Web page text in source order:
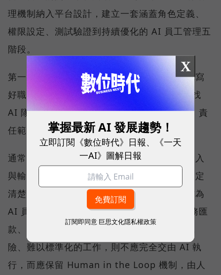
理機制納入平台設計，建立一套涵蓋角色定義、
權限設定、測試驗證到持續優化的 AI 員工管理五
階段。
第一階段是定義角色，如同招募人才前必須先寫
好職務說明（Job Description），企業在尋找
AI 隊友前，也必須先清楚界定它的工作內容、責
任範圍與目標，再進入招募階段。
通常具備「高頻率、重複性高」、「有明確輸入
與輸出」、「可用數據評估品質」及「可以設定
清楚權限與邊界」四項特性的工作，最適合作為
AI 員工的第一個應用場景。相反地，涉及財務匯
款、人際互動、情感信任，或美感判斷等高風
險、難以標準化的工作，則不應完全交由 AI 執
行，而應保留 Human in the Loop 機制，由人
X
掌握最新 AI 發展趨勢！
立即訂閱《數位時代》日報、《一天
一AI》圖解日報
訂閱即同意 巨思文化隱私權政策